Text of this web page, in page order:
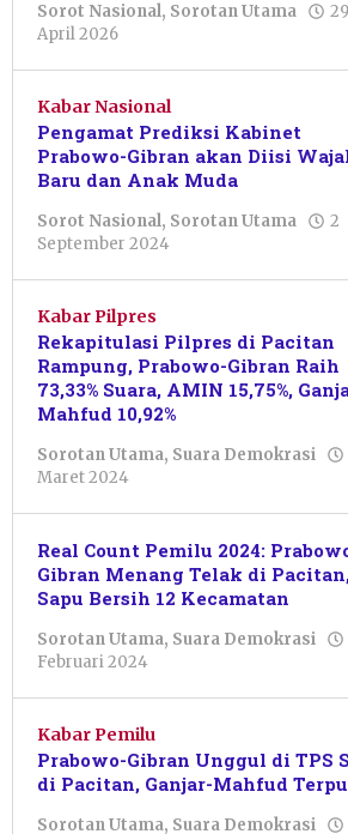
Sorot Nasional, Sorotan Utama
29
April 2026
Primanto
Kabar Nasional
Pengamat Prediksi Kabinet
Prabowo-Gibran akan Diisi
Baru dan Anak Muda
Sorot Nasional, Sorotan Utama
2
September 2024
Purnawan
Kabar Pilpres
Rekapitulasi Pilpres di Pacitan
Rampung, Prabowo-Gibran Raih
73,33% Suara, AMIN 15,75%,
Mahfud 10,92%
Sorotan Utama, Suara Demokrasi
Maret 2024
Real Count Pemilu 2024:
Gibran Menang Telak di
Sapu Bersih 12 Kecamatan
Sorotan Utama, Suara Demokrasi
Februari 2024
Kabar Pemilu
Prabowo-Gibran Unggul di TPS
di Pacitan, Ganjar-Mahfud
Sorotan Utama, Suara Demokrasi